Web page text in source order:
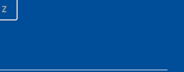
Z